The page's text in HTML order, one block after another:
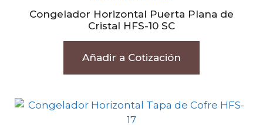
Congelador Horizontal Puerta Plana de
Cristal HFS-10 SC
Añadir a Cotización